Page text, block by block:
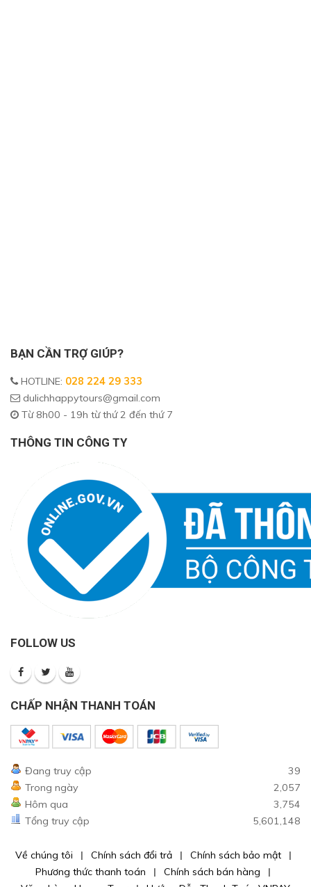
BẠN CẦN TRỢ GIÚP?
HOTLINE: 028 224 29 333
dulichhappytours@gmail.com
Từ 8h00 - 19h từ thứ 2 đến thứ 7
THÔNG TIN CÔNG TY
FOLLOW US
CHẤP NHẬN THANH TOÁN
Đang truy cập
39
Trong ngày
2,057
Hôm qua
3,754
Tổng truy cập
5,601,148
Về chúng tôi Chính sách đổi trả
Chính sách bảo mật
Phương thức thanh toán
Chính sách bán hàng